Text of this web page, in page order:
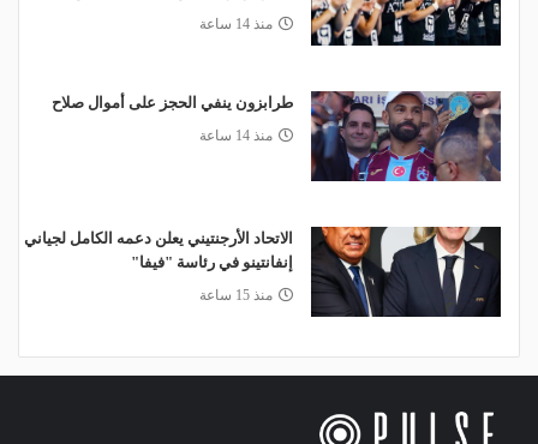
منذ 14 ساعة
طرابزون ينفي الحجز على أموال صلاح
منذ 14 ساعة
الاتحاد الأرجنتيني يعلن دعمه الكامل لجياني
إنفانتينو في رئاسة "فيفا"
منذ 15 ساعة